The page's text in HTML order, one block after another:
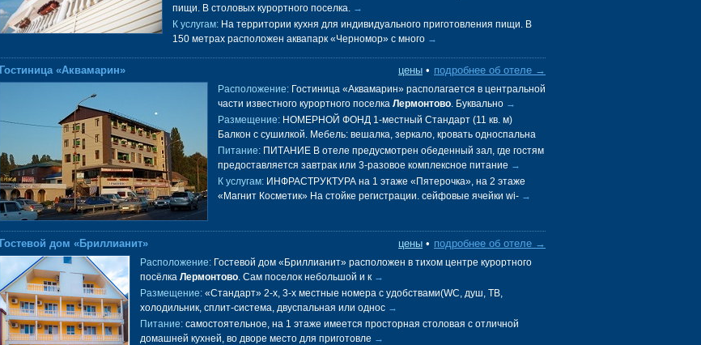
пищи. В столовых курортного поселка. →
К услугам: На территории кухня для индивидуального приготовления пищи. В
150 метрах расположен аквапарк «Черномор» с много →
подробнее об отеле →
цены •
Гостиница «Аквамарин»
Расположение: Гостиница «Аквамарин» располагается в центральной
части известного курортного поселка Лермонтово. Буквально →
Размещение: НОМЕРНОЙ ФОНД 1-местный Стандарт (11 кв. м)
Балкон с сушилкой. Мебель: вешалка, зеркало, кровать односпальна
→
Питание: ПИТАНИЕ В отеле предусмотрен обеденный зал, где гостям
предоставляется завтрак или 3-разовое комплексное питание →
К услугам: ИНФРАСТРУКТУРА на 1 этаже «Пятерочка», на 2 этаже
«Магнит Косметик» На стойке регистрации. сейфовые ячейки wi- →
подробнее об отеле →
цены •
Гостевой дом «Бриллианит»
Расположение: Гостевой дом «Бриллианит» расположен в тихом центре курортного
посёлка Лермонтово. Сам поселок небольшой и к →
Размещение: «Стандарт» 2-х, 3-х местные номера с удобствами(WC, душ, ТВ,
холодильник, сплит-система, двуспальная или однос →
Питание: самостоятельное, на 1 этаже имеется просторная столовая с отличной
домашней кухней, во дворе место для приготовле →